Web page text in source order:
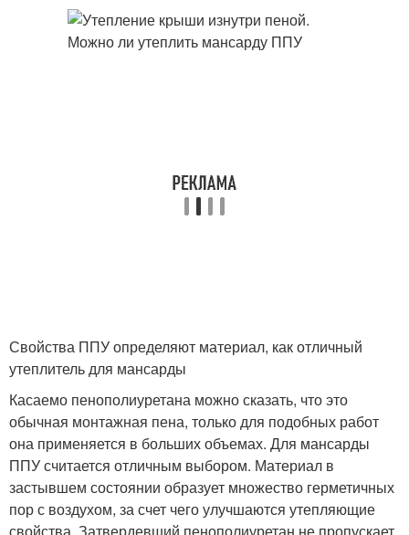
Свойства ППУ определяют материал, как отличный
утеплитель для мансарды
Касаемо пенополиуретана можно сказать, что это
обычная монтажная пена, только для подобных работ
она применяется в больших объемах. Для мансарды
ППУ считается отличным выбором. Материал в
застывшем состоянии образует множество герметичных
пор с воздухом, за счет чего улучшаются утепляющие